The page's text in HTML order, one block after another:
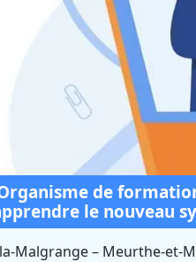
de
le nouveau
Malgrange– Meurthe-et-